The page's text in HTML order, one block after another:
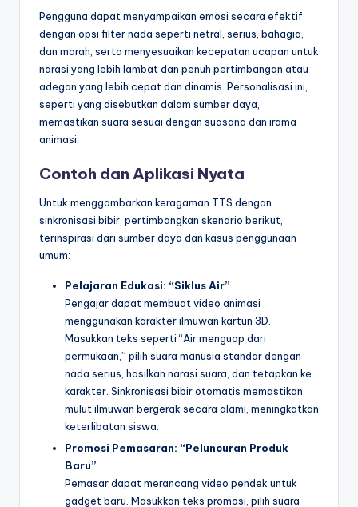
Pengguna dapat menyampaikan emosi secara efektif
dengan opsi filter nada seperti netral, serius, bahagia,
dan marah, serta menyesuaikan kecepatan ucapan untuk
narasi yang lebih lambat dan penuh pertimbangan atau
adegan yang lebih cepat dan dinamis. Personalisasi ini,
seperti yang disebutkan dalam sumber daya,
memastikan suara sesuai dengan suasana dan irama
animasi.
Contoh dan Aplikasi Nyata
Untuk menggambarkan keragaman TTS dengan
sinkronisasi bibir, pertimbangkan skenario berikut,
terinspirasi dari sumber daya dan kasus penggunaan
umum:
Pelajaran Edukasi: “Siklus Air”
Pengajar dapat membuat video animasi
menggunakan karakter ilmuwan kartun 3D.
Masukkan teks seperti “Air menguap dari
permukaan,” pilih suara manusia standar dengan
nada serius, hasilkan narasi suara, dan tetapkan ke
karakter. Sinkronisasi bibir otomatis memastikan
mulut ilmuwan bergerak secara alami, meningkatkan
keterlibatan siswa.
Promosi Pemasaran: “Peluncuran Produk
Baru”
Pemasar dapat merancang video pendek untuk
gadget baru. Masukkan teks promosi, pilih suara